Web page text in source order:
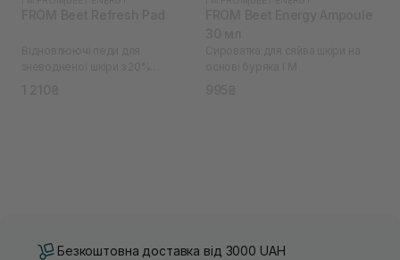
Безкоштовна доставка від 3000 UAH